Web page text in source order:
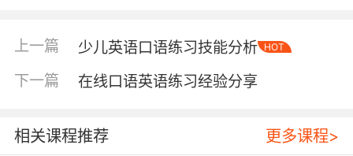
的机构的话，机构就可以凭借自己多年的经验，
水平提升是比较有效。所以一般来说成立时间久
机构的首选。不过大家要注意的是这也不是说刚
成立的机构就是不好的，因为近些年随着线上英
上一篇 少儿英语口语练习技能分析 HOT
下一篇 在线口语英语练习经验分享
相关课程推荐 更多课程>